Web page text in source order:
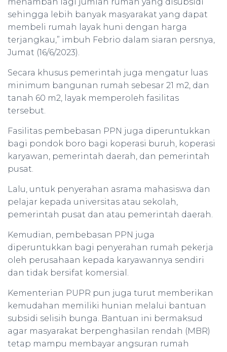
sehingga lebih banyak masyarakat yang dapat
membeli rumah layak huni dengan harga
terjangkau,” imbuh Febrio dalam siaran persnya,
Jumat (16/6/2023).
Secara khusus pemerintah juga mengatur luas
minimum bangunan rumah sebesar 21 m2, dan
tanah 60 m2, layak memperoleh fasilitas
tersebut.
Fasilitas pembebasan PPN juga diperuntukkan
bagi pondok boro bagi koperasi buruh, koperasi
karyawan, pemerintah daerah, dan pemerintah
pusat.
Lalu, untuk penyerahan asrama mahasiswa dan
pelajar kepada universitas atau sekolah,
pemerintah pusat dan atau pemerintah daerah.
Kemudian, pembebasan PPN juga
diperuntukkan bagi penyerahan rumah pekerja
oleh perusahaan kepada karyawannya sendiri
dan tidak bersifat komersial.
Kementerian PUPR pun juga turut memberikan
kemudahan memiliki hunian melalui bantuan
subsidi selisih bunga. Bantuan ini bermaksud
agar masyarakat berpenghasilan rendah (MBR)
tetap mampu membayar angsuran rumah